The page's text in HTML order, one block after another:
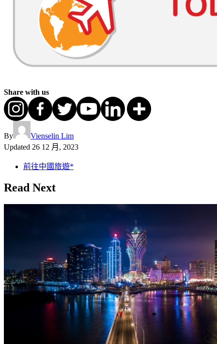
Share with us
By
Vienselin Lim
Updated 26 12 月, 2023
前往中國旅遊*
Read Next